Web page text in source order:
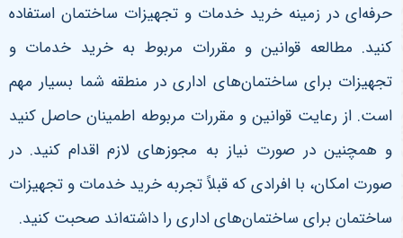
حرفه‌ای در زمینه خرید خدمات و تجهیزات ساختمان استفاده
کنید. مطالعه قوانین و مقررات مربوط به خرید خدمات و
تجهیزات برای ساختمان‌های اداری در منطقه شما بسیار مهم
است. از رعایت قوانین و مقررات مربوطه اطمینان حاصل کنید
و همچنین در صورت نیاز به مجوزهای لازم اقدام کنید. در
صورت امکان، با افرادی که قبلاً تجربه خرید خدمات و تجهیزات
ساختمان برای ساختمان‌های اداری را داشته‌اند صحبت کنید.